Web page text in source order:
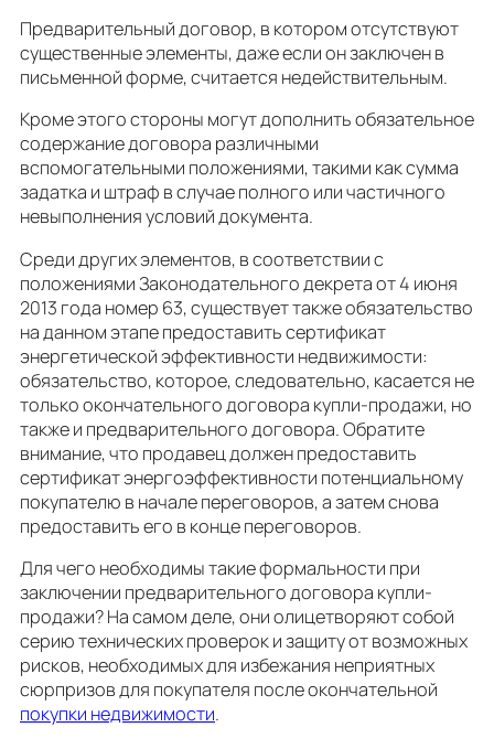
Предварительный договор, в котором отсутствуют
существенные элементы, даже если он заключен в
письменной форме, считается недействительным.
Кроме этого стороны могут дополнить обязательное
содержание договора различными
вспомогательными положениями, такими как сумма
задатка и штраф в случае полного или частичного
невыполнения условий документа.
Среди других элементов, в соответствии с
положениями Законодательного декрета от 4 июня
2013 года номер 63, существует также обязательство
на данном этапе предоставить сертификат
энергетической эффективности недвижимости:
обязательство, которое, следовательно, касается не
только окончательного договора купли-продажи, но
также и предварительного договора. Обратите
внимание, что продавец должен предоставить
сертификат энергоэффективности потенциальному
покупателю в начале переговоров, а затем снова
предоставить его в конце переговоров.
Для чего необходимы такие формальности при
заключении предварительного договора купли-
продажи? На самом деле, они олицетворяют собой
серию технических проверок и защиту от возможных
рисков, необходимых для избежания неприятных
сюрпризов для покупателя после окончательной
покупки недвижимости.